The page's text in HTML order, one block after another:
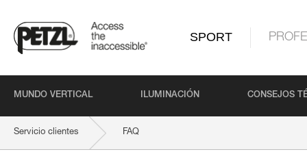
SPORT
MUNDO VERTICAL ILUMINACIÓN CONSEJOS
Servicio clientes FAQ